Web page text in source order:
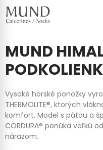
MUND
Vysoké horské ponožky
THERMOLITE®, ktorých
komfort. Model s pätou a
CORDURA® ponúka veľkú
nárazom.